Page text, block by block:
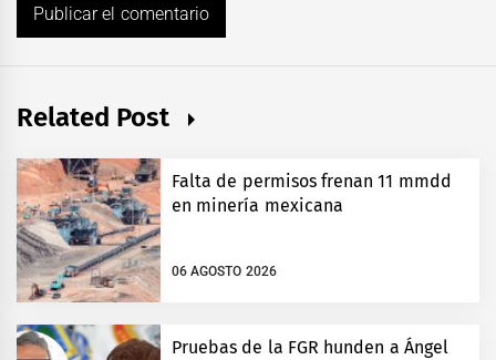
Related Post
Falta de permisos frenan 11 mmdd
en minería mexicana
06 AGOSTO 2026
Pruebas de la FGR hunden a Ángel